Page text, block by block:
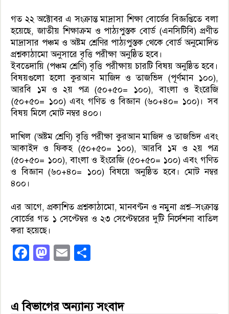
গত ২২ অক্টোবর এ সংক্রান্ত মাদ্রাসা শিক্ষা বোর্ডের বিজ্ঞপ্তিতে বলা
হয়েছে, জাতীয় শিক্ষাক্রম ও পাঠ্যপুস্তক বোর্ড (এনসিটিবি) প্রণীত
মাদ্রাসার পঞ্চম ও অষ্টম শ্রেণির পাঠ্যপুস্তক থেকে বোর্ড অনুমোদিত
প্রশ্নকাঠামো অনুসারে বৃত্তি পরীক্ষা অনুষ্ঠিত হবে।
ইবতেদায়ি (পঞ্চম শ্রেণি) বৃত্তি পরীক্ষায় চারটি বিষয় অনুষ্ঠিত হবে।
বিষয়গুলো হলো কুরআন মাজিদ ও তাজভিদ (পূর্ণমান ১০০),
আরবি ১ম ও ২য় পত্র (৫০+৫০= ১০০), বাংলা ও ইংরেজি
(৫০+৫০= ১০০) এবং গণিত ও বিজ্ঞান (৬০+৪০= ১০০)। সব
বিষয় মিলে মোট নম্বর ৪০০।
দাখিল (অষ্টম শ্রেণি) বৃত্তি পরীক্ষা কুরআন মাজিদ ও তাজভিদ এবং
আকাইদ ও ফিকহ (৫০+৫০= ১০০), আরবি ১ম ও ২য় পত্র
(৫০+৫০= ১০০), বাংলা ও ইংরেজি (৫০+৫০= ১০০) এবং গণিত
ও বিজ্ঞান (৬০+৪০= ১০০) বিষয়ে অনুষ্ঠিত হবে। মোট নম্বর
৪০০।
এর আগে, প্রকাশিত প্রশ্নকাঠামো, মানবণ্টন ও নমুনা প্রশ্ন–সংক্রান্ত
বোর্ডের গত ১ সেপ্টেম্বর ও ২৩ সেপ্টেম্বরের দুটি নির্দেশনা বাতিল
করা হয়েছে।
Facebook
Mastodon
Email
এ বিভাগের অন্যান্য সংবাদ